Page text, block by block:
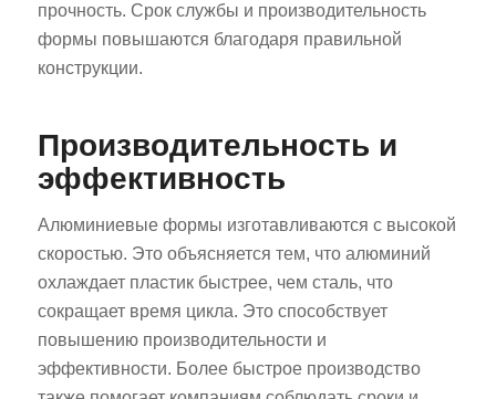
прочность. Срок службы и производительность
формы повышаются благодаря правильной
конструкции.
Производительность и
эффективность
Алюминиевые формы изготавливаются с высокой
скоростью. Это объясняется тем, что алюминий
охлаждает пластик быстрее, чем сталь, что
сокращает время цикла. Это способствует
повышению производительности и
эффективности. Более быстрое производство